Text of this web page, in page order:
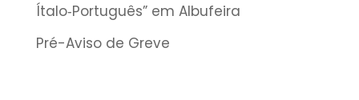
Ítalo‑Português” em Albufeira
Pré-Aviso de Greve